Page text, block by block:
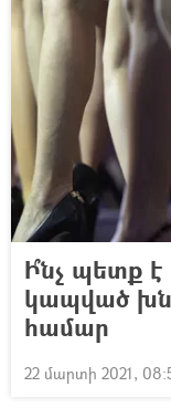
Ի՞նչ պետք
կապված
համար
22 մարտի 2021,